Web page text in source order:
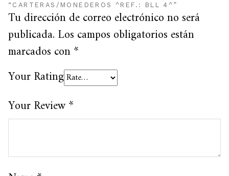
“CARTERAS/MONEDEROS ^REF.: BLL 4^”
Tu dirección de correo electrónico no será
publicada. Los campos obligatorios están
marcados con*
Your Rating
Your Review*